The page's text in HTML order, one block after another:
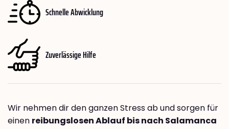
Schnelle Abwicklung
Zuverlässige Hilfe
Wir nehmen dir den ganzen Stress ab und sorgen für
einen reibungslosen Ablauf bis nach Salamanca